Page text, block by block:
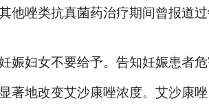
他唑类抗真菌药治疗期间曾报
妇女不要给予。告知妊娠患者危
地改变艾沙康唑浓度。艾沙康唑